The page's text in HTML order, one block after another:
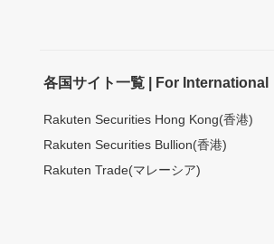
各国サイト一覧 | For International
Rakuten Securities Hong Kong(香港)
Rakuten Securities Bullion(香港)
Rakuten Trade(マレーシア)